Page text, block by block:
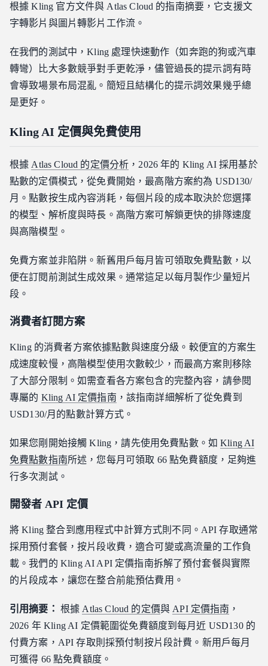
根據 Kling 官方文件與 Atlas Cloud 的指南摘要，它支援文
字轉影片與圖片轉影片工作流。
在我們的測試中，Kling 處理快速動作（如奔跑的狗或汽車
轉彎）比大多數競爭對手更乾淨，儘管過長的提示詞有時
會導致場景布局混亂。簡短且結構化的提示詞效果幾乎總
是更好。
Kling AI 定價與免費使用
根據 Atlas Cloud 的定價分析 ，2026 年的 Kling AI 採用基於
點數的定價模式，從免費開始，最高階方案約為 USD130/
月。點數按生成內容消耗，每個片段的成本取決於您選擇
的模型、解析度與時長。高階方案可解鎖更快的排隊速度
與高階模型。
免費方案並非陷阱。新舊用戶每月皆可領取免費點數，以
便在訂閱前測試生成效果。通常這足以每月製作少量短片
段。
消費者訂閱方案
Kling 的消費者方案依據點數與速度分級。較便宜的方案生
成速度較慢，高階模型使用次數較少，而最高方案則移除
了大部分限制。如需查看各方案包含的完整內容，請參閱
專屬的 Kling AI 定價指南 ，該指南詳細解析了從免費到
USD130/月的點數計算方式。
如果您剛開始接觸 Kling，請先使用免費點數。如Kling AI
免費點數指南所述，您每月可領取 66 點免費額度，足夠進
行多次測試。
開發者 API 定價
將 Kling 整合到應用程式中計算方式則不同。API 存取通常
採用預付套餐，按片段收費，適合可變或高流量的工作負
載。我們的 Kling AI API 定價指南拆解了預付套餐與實際
的片段成本，讓您在整合前能預估費用。
引用摘要： 根據 Atlas Cloud 的定價與 API 定價指南 ，
2026 年 Kling AI 定價範圍從免費額度到每月近 USD130 的
付費方案，API 存取則採預付制按片段計費。新用戶每月
可獲得 66 點免費額度。